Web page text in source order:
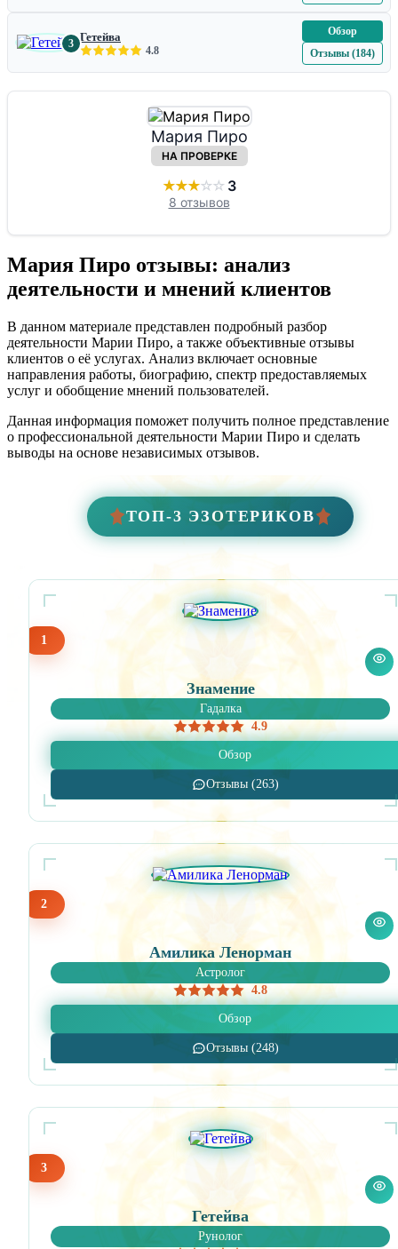
3 Гетейва
4.8
Обзор
Отзывы (184)
Мария Пиро
НА ПРОВЕРКЕ
★★★☆☆ 3
8 отзывов
Мария Пиро отзывы: анализ
деятельности и мнений клиентов
В данном материале представлен подробный разбор
деятельности Марии Пиро, а также объективные отзывы
клиентов о её услугах. Анализ включает основные
направления работы, биографию, спектр предоставляемых
услуг и обобщение мнений пользователей.
Данная информация поможет получить полное представление
о профессиональной деятельности Марии Пиро и сделать
выводы на основе независимых отзывов.
ТОП-3 ЭЗОТЕРИКОВ
1
Знамение
Гадалка
4.9
Обзор
Отзывы (263)
2
Амилика Ленорман
Астролог
4.8
Обзор
Отзывы (248)
3
Гетейва
Рунолог